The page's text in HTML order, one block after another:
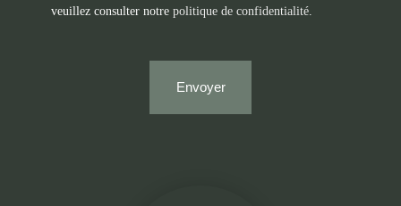
veuillez consulter notre politique de confidentialité
Envoyer